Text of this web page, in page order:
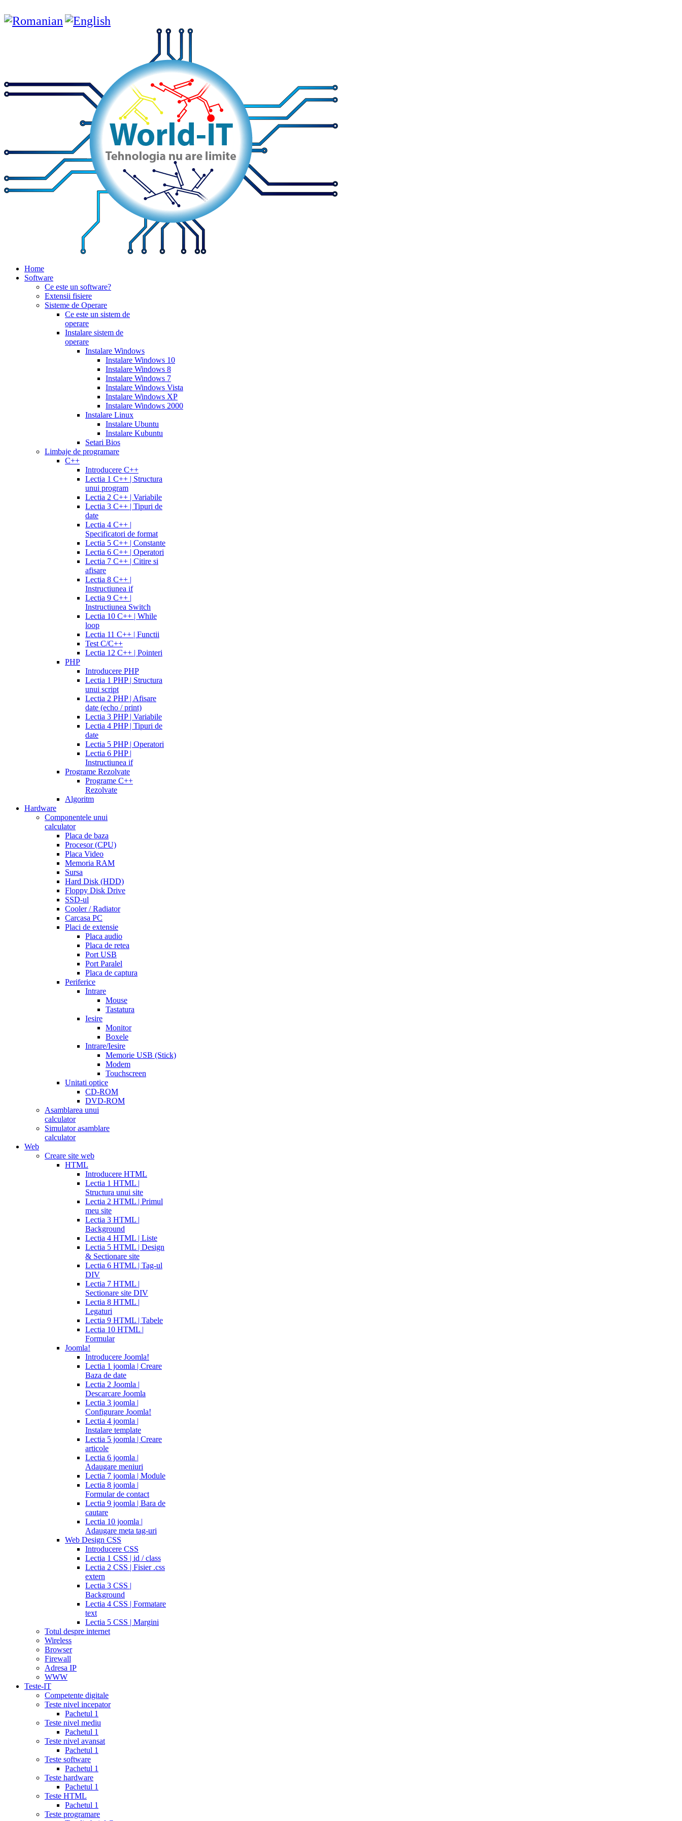
Home
Software
Ce este un software?
Extensii fisiere
Sisteme de Operare
Ce este un sistem de
operare
Instalare sistem de
operare
Instalare Windows
Instalare Windows 10
Instalare Windows 8
Instalare Windows 7
Instalare Windows Vista
Instalare Windows XP
Instalare Windows 2000
Instalare Linux
Instalare Ubuntu
Instalare Kubuntu
Setari Bios
Limbaje de programare
C++
Introducere C++
Lectia 1 C++ | Structura
unui program
Lectia 2 C++ | Variabile
Lectia 3 C++ | Tipuri de
date
Lectia 4 C++ |
Specificatori de format
Lectia 5 C++ | Constante
Lectia 6 C++ | Operatori
Lectia 7 C++ | Citire si
afisare
Lectia 8 C++ |
Instructiunea if
Lectia 9 C++ |
Instructiunea Switch
Lectia 10 C++ | While
loop
Lectia 11 C++ | Functii
Test C/C++
Lectia 12 C++ | Pointeri
PHP
Introducere PHP
Lectia 1 PHP | Structura
unui script
Lectia 2 PHP | Afisare
date (echo / print)
Lectia 3 PHP | Variabile
Lectia 4 PHP | Tipuri de
date
Lectia 5 PHP | Operatori
Lectia 6 PHP |
Instructiunea if
Programe Rezolvate
Programe C++
Rezolvate
Algoritm
Hardware
Componentele unui
calculator
Placa de baza
Procesor (CPU)
Placa Video
Memoria RAM
Sursa
Hard Disk (HDD)
Floppy Disk Drive
SSD-ul
Cooler / Radiator
Carcasa PC
Placi de extensie
Placa audio
Placa de retea
Port USB
Port Paralel
Placa de captura
Periferice
Intrare
Mouse
Tastatura
Iesire
Monitor
Boxele
Intrare/Iesire
Memorie USB (Stick)
Modem
Touchscreen
Unitati optice
CD-ROM
DVD-ROM
Asamblarea unui
calculator
Simulator asamblare
calculator
Web
Creare site web
HTML
Introducere HTML
Lectia 1 HTML |
Structura unui site
Lectia 2 HTML | Primul
meu site
Lectia 3 HTML |
Background
Lectia 4 HTML | Liste
Lectia 5 HTML | Design
& Sectionare site
Lectia 6 HTML | Tag-ul
DIV
Lectia 7 HTML |
Sectionare site DIV
Lectia 8 HTML |
Legaturi
Lectia 9 HTML | Tabele
Lectia 10 HTML |
Formular
Joomla!
Introducere Joomla!
Lectia 1 joomla | Creare
Baza de date
Lectia 2 Joomla |
Descarcare Joomla
Lectia 3 joomla |
Configurare Joomla!
Lectia 4 joomla |
Instalare template
Lectia 5 joomla | Creare
articole
Lectia 6 joomla |
Adaugare meniuri
Lectia 7 joomla | Module
Lectia 8 joomla |
Formular de contact
Lectia 9 joomla | Bara de
cautare
Lectia 10 joomla |
Adaugare meta tag-uri
Web Design CSS
Introducere CSS
Lectia 1 CSS | id / class
Lectia 2 CSS | Fisier .css
extern
Lectia 3 CSS |
Background
Lectia 4 CSS | Formatare
text
Lectia 5 CSS | Margini
Totul despre internet
Wireless
Browser
Firewall
Adresa IP
WWW
Teste-IT
Competente digitale
Teste nivel incepator
Pachetul 1
Teste nivel mediu
Pachetul 1
Teste nivel avansat
Pachetul 1
Teste software
Pachetul 1
Teste hardware
Pachetul 1
Teste HTML
Pachetul 1
Teste programare